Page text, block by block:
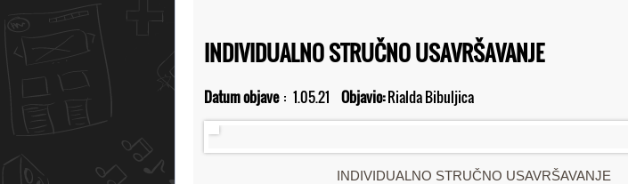
INDIVIDUALNO STRUČNO USAVRŠAVANJE
Datum objave : 1.05.21 Objavio:Rialda Bibuljica
INDIVIDUALNO STRUČNO USAVRŠAVANJE